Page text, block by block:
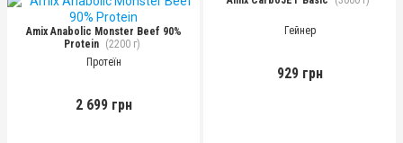
Amix Anabolic Monster Beef 90%
Protein
(2200 г)
Протеїн
2 699 грн
Гейнер
929 грн